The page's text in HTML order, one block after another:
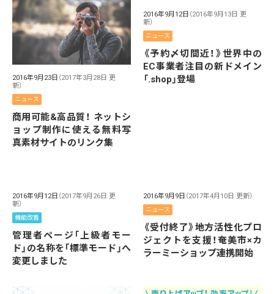
2016年9月23日 （2017年3月28日 更
新）
ニュース
商用可能&高品質！ ネットシ
ョップ制作に使える無料写
真素材サイトのリンク集
2016年9月12日 （2016年9月13日 更
新）
ニュース
《予約〆切間近！》世界中の
EC事業者注目の新ドメイン
「.shop」登場
2016年9月12日 （2017年9月26日 更
新）
機能改善
管理者ページ「上級者モー
ド」の名称を「標準モード」へ
変更しました
2016年9月9日 （2017年4月10日 更新）
ニュース
《受付終了》地方活性化プロ
ジェクトを支援！奄美市×カ
ラーミーショップ連携開始